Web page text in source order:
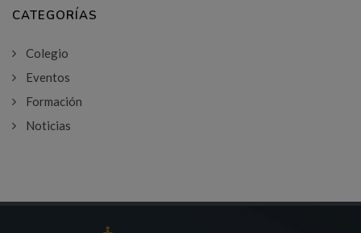
CATEGORÍAS
Colegio
Eventos
Formación
Noticias